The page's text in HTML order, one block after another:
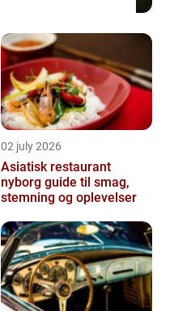
02 july 2026
Asiatisk restaurant
nyborg guide til smag,
stemning og oplevelser